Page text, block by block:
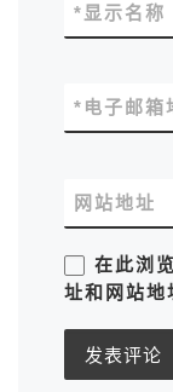
显示名称
*
电子邮箱
*
网站地址
在此浏
址和网站地